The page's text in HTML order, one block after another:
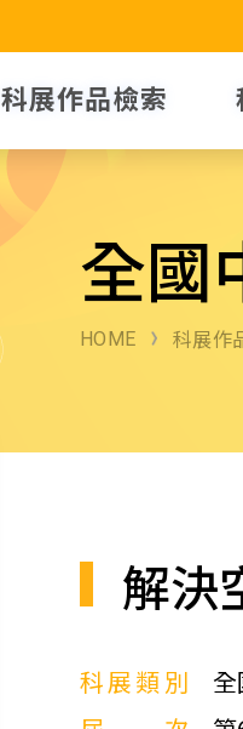
科展作品檢索
全國
HOME 科展作
解決
科展類別